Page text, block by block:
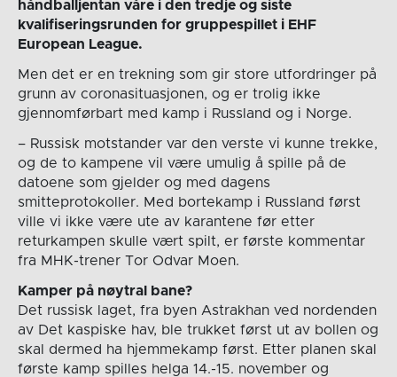
håndballjentan våre i den tredje og siste
kvalifiseringsrunden for gruppespillet i EHF
European League.
Men det er en trekning som gir store utfordringer på
grunn av coronasituasjonen, og er trolig ikke
gjennomførbart med kamp i Russland og i Norge.
– Russisk motstander var den verste vi kunne trekke,
og de to kampene vil være umulig å spille på de
datoene som gjelder og med dagens
smitteprotokoller. Med bortekamp i Russland først
ville vi ikke være ute av karantene før etter
returkampen skulle vært spilt, er første kommentar
fra MHK-trener Tor Odvar Moen.
Kamper på nøytral bane?
Det russisk laget, fra byen Astrakhan ved nordenden
av Det kaspiske hav, ble trukket først ut av bollen og
skal dermed ha hjemmekamp først. Etter planen skal
første kamp spilles helga 14.-15. november og